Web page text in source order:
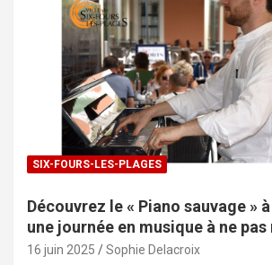
SIX-FOURS-LES-PLAGES
Découvrez le « Piano sauvage »
une journée en musique à ne
16 juin 2025 Sophie Delacroix